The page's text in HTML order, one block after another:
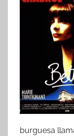
burguesa